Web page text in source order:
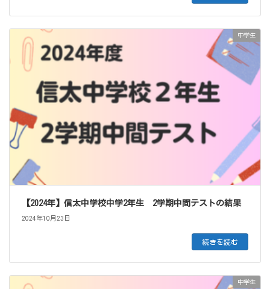
中学生
【2024年】信太中学校中学2年生 2学期中間テストの結果
2024年10月23日
続きを読む
中学生